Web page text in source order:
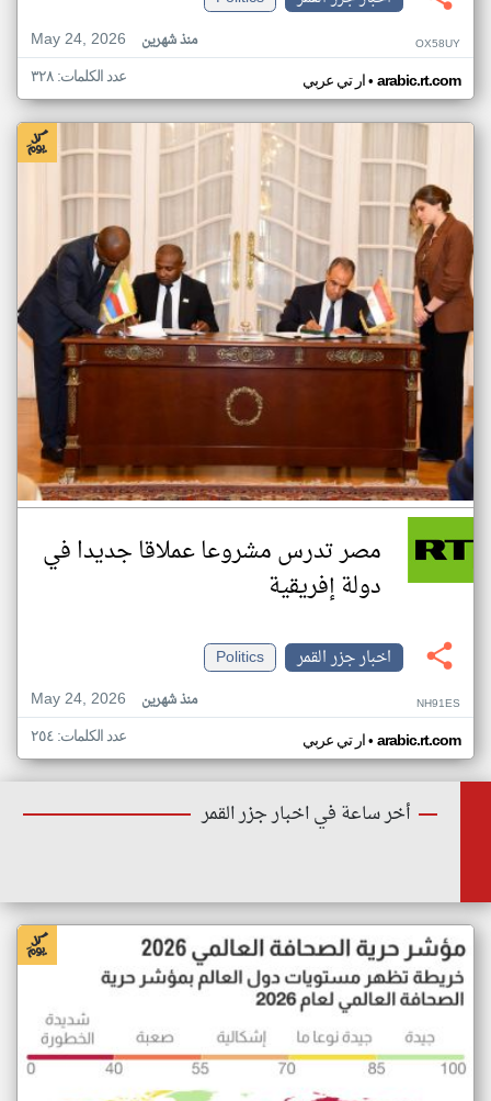
May 24, 2026
منذ شهرين OX58UY
ار تي عربي• arabic.rt.com عدد الكلمات: ٣٢٨
مصر تدرس مشروعا عملاقا جديدا في
دولة إفريقية
اخبار جزر القمر
Politics
May 24, 2026
منذ شهرين NH91ES
ار تي عربي• arabic.rt.com عدد الكلمات: ٢٥٤
أخر ساعة في اخبار جزر القمر